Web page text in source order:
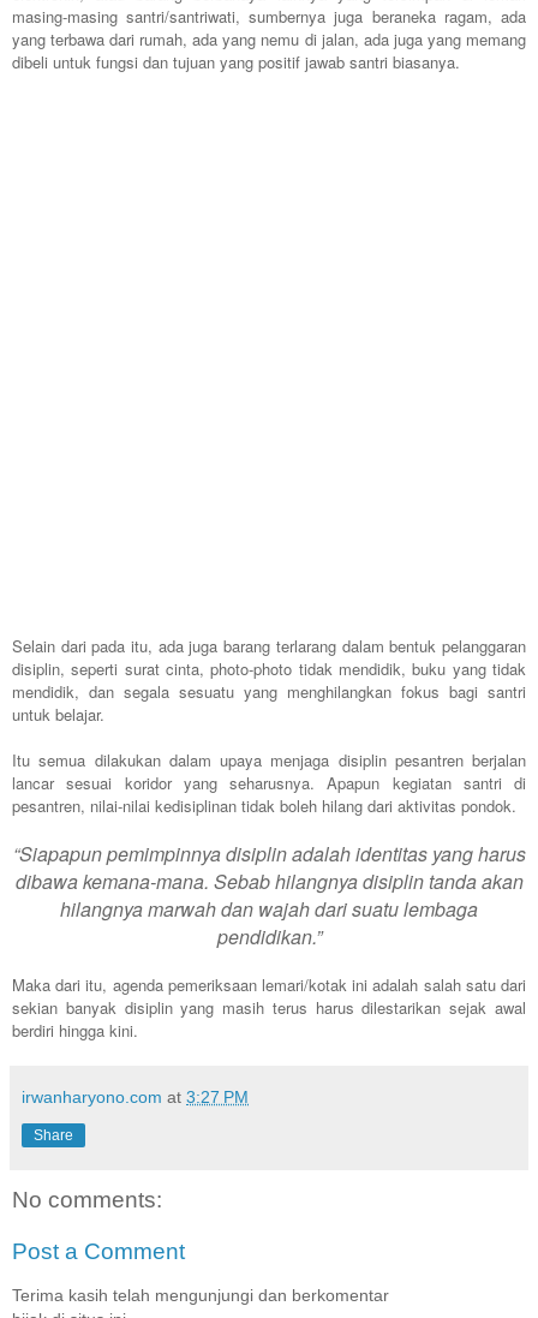
masing-masing santri/santriwati, sumbernya juga beraneka ragam, ada
yang terbawa dari rumah, ada yang nemu di jalan, ada juga yang memang
dibeli untuk fungsi dan tujuan yang positif jawab santri biasanya.
Selain dari pada itu, ada juga barang terlarang dalam bentuk pelanggaran
disiplin, seperti surat cinta, photo-photo tidak mendidik, buku yang tidak
mendidik, dan segala sesuatu yang menghilangkan fokus bagi santri
untuk belajar.
Itu semua dilakukan dalam upaya menjaga disiplin pesantren berjalan
lancar sesuai koridor yang seharusnya. Apapun kegiatan santri di
pesantren, nilai-nilai kedisiplinan tidak boleh hilang dari aktivitas pondok.
“Siapapun pemimpinnya disiplin adalah identitas yang harus
dibawa kemana-mana. Sebab hilangnya disiplin tanda akan
hilangnya marwah dan wajah dari suatu lembaga
pendidikan.”
Maka dari itu, agenda pemeriksaan lemari/kotak ini adalah salah satu dari
sekian banyak disiplin yang masih terus harus dilestarikan sejak awal
berdiri hingga kini.
irwanharyono.com at 3:27 PM
Share
No comments:
Post a Comment
Terima kasih telah mengunjungi dan berkomentar